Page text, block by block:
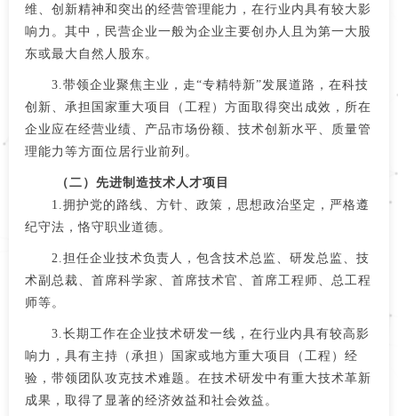
维、创新精神和突出的经营管理能力，在行业内具有较大影
响力。其中，民营企业一般为企业主要创办人且为第一大股
东或最大自然人股东。
3.带领企业聚焦主业，走“专精特新”发展道路，在科技
创新、承担国家重大项目（工程）方面取得突出成效，所在
企业应在经营业绩、产品市场份额、技术创新水平、质量管
理能力等方面位居行业前列。
（二）先进制造技术人才项目
1.拥护党的路线、方针、政策，思想政治坚定，严格遵
纪守法，恪守职业道德。
2.担任企业技术负责人，包含技术总监、研发总监、技
术副总裁、首席科学家、首席技术官、首席工程师、总工程
师等。
3.长期工作在企业技术研发一线，在行业内具有较高影
响力，具有主持（承担）国家或地方重大项目（工程）经
验，带领团队攻克技术难题。在技术研发中有重大技术革新
成果，取得了显著的经济效益和社会效益。